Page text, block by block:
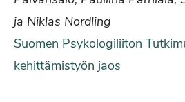
ja Niklas Nordling
Suomen Psykologiliiton
kehittämistyön jaos